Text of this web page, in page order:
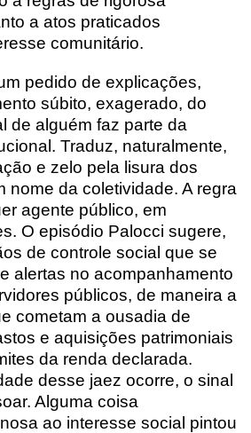
a atos praticados
comunitário.
pedido de explicações,
súbito, exagerado, do
de alguém faz parte da
Traduz, naturalmente,
e zelo pela lisura dos
nome da coletividade. A regra
agente público, em
O episódio Palocci sugere,
de controle social que se
alertas no acompanhamento
públicos, de maneira a
cometam a ousadia de
e aquisições patrimoniais
da renda declarada.
desse jaez ocorre, o sinal
Alguma coisa
ao interesse social pintou